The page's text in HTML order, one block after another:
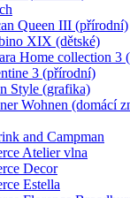
Queen III (přírodní)
XIX (dětské)
Home collection 3
3 (přírodní)
Style (grafika)
Wohnen (domácí
and Campman
Atelier vlna
Decor
Estella